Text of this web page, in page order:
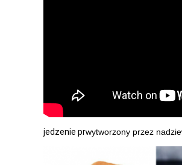
jedzenie prwytworzony przez